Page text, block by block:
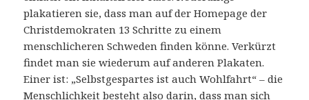
plakatieren sie, dass man auf der Homepage der
Christdemokraten 13 Schritte zu einem
menschlicheren Schweden finden könne. Verkürzt
findet man sie wiederum auf anderen Plakaten.
Einer ist: „Selbstgespartes ist auch Wohlfahrt“ – die
Menschlichkeit besteht also darin, dass man sich